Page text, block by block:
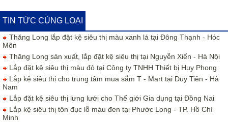
TIN TỨC CÙNG LOẠI
Thăng Long lắp đặt kệ siêu thị màu xanh lá tại Đông Thạnh - Hóc
Môn
Thăng Long sản xuất, lắp đặt kệ siêu thị tại Nguyễn Xiển - Hà Nội
Lắp đặt kệ siêu thị màu đỏ tại Công ty TNHH Thiết bị Huy Phong
Lắp kệ siêu thị cho trung tâm mua sắm T - Mart tại Duy Tiên - Hà
Nam
Lắp đặt kệ siêu thị lưng lưới cho Thế giới Gia dụng tại Đồng Nai
Lắp kệ siêu thị tôn đục lỗ màu đen tại Phước Long - TP. Hồ Chí
Minh